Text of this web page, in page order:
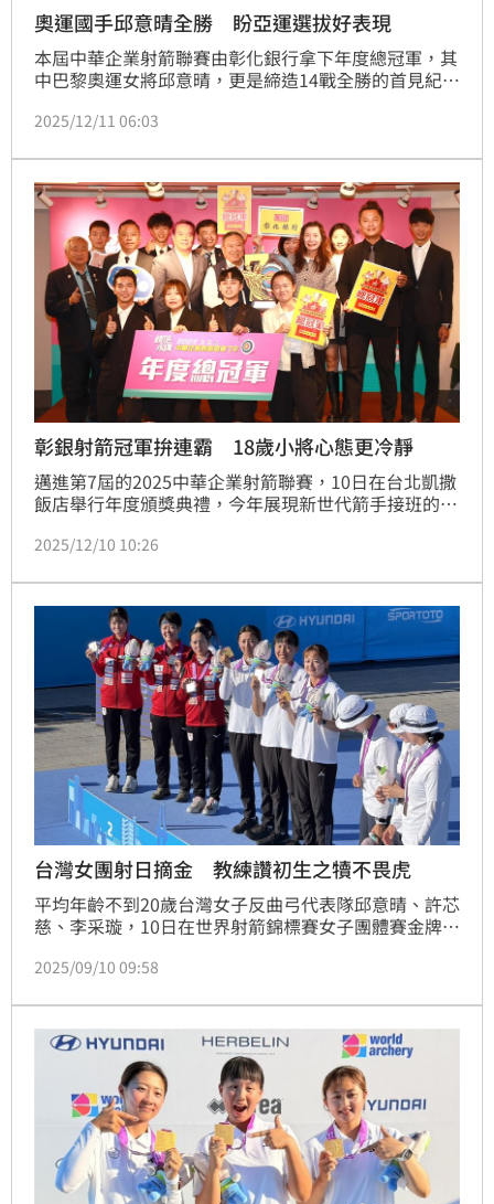
奧運國手邱意晴全勝 盼亞運選拔好表現
本屆中華企業射箭聯賽由彰化銀行拿下年度總冠軍，其
中巴黎奧運女將邱意晴，更是締造14戰全勝的首見紀
績讓她信心倍增，接下來的名古屋亞運選拔希望可以有
賽拿下獎牌。
2025/12/11 06:03
彰銀射箭冠軍拚連霸 18歲小將心態更冷靜
邁進第7屆的2025中華企業射箭聯賽，10日在台北凱撒
飯店舉行年度頒獎典禮，今年展現新世代箭手接班的格
王詹豪杰（新竹市愛山林）、十分箭后風佑築（新濠建
林之后、締造賽史首位14戰全勝的邱意晴是上屆巴黎奧
運國手，但也僅僅是22歲，象徵台灣新世代箭手已全面
接班的一年。
2025/12/10 10:26
台灣女團射日摘金 教練讚初生之犢不畏虎
平均年齡不到20歲台灣女子反曲弓代表隊邱意晴、許芯
慈、李采璇，10日在世界射箭錦標賽女子團體賽金牌
下金牌，也是運動部成立後首面大賽金牌，賽後教練廖
犢不畏虎的霸氣，雖然金牌戰表現沒有那麼穩，卻都能
把關鍵分數搶下來。
2025/09/10 09:58